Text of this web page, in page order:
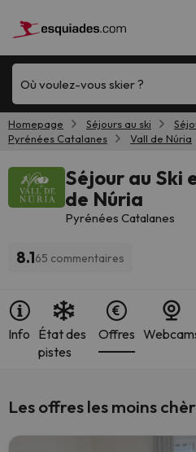
Où voulez-vous skier ?
Homepage Séjours au ski
Pyrénées Catalanes
Vall de Núria
Séjour au Ski
de Núria
Pyrénées Catalanes
8.165 commentaires
Info État des
pistes
Offres
Les offres les moins